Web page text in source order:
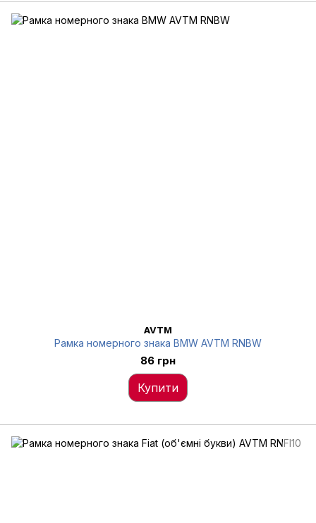
AVTM
Рамка номерного знака BMW AVTM RNBW
86 грн
Купити